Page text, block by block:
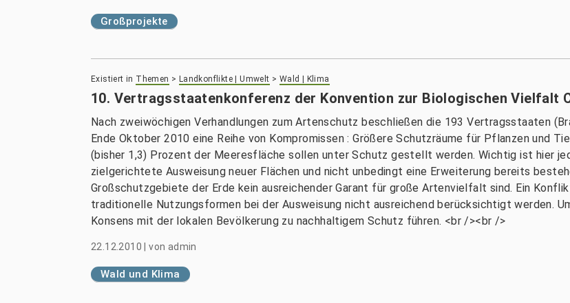
Großprojekte
Existiert in Themen > Landkonflikte | Umwelt > Wald | Klima
10. Vertragsstaatenkonferenz der Konvention zur Biologischen Vielfalt
Nach zweiwöchigen Verhandlungen zum Artenschutz beschließen die 193 Vertragsstaaten
Ende Oktober 2010 eine Reihe von Kompromissen : Größere Schutzräume für Pflanzen und
(bisher 1,3) Prozent der Meeresfläche sollen unter Schutz gestellt werden. Wichtig ist hier
zielgerichtete Ausweisung neuer Flächen und nicht unbedingt eine Erweiterung bereits
Großschutzgebiete der Erde kein ausreichender Garant für große Artenvielfalt sind. Ein
traditionelle Nutzungsformen bei der Ausweisung nicht ausreichend berücksichtigt werden.
Konsens mit der lokalen Bevölkerung zu nachhaltigem Schutz führen. <br /><br />
22.12.2010 |von admin
Wald und Klima